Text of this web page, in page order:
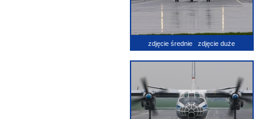
zdjęcie średnie zdjęcie duże